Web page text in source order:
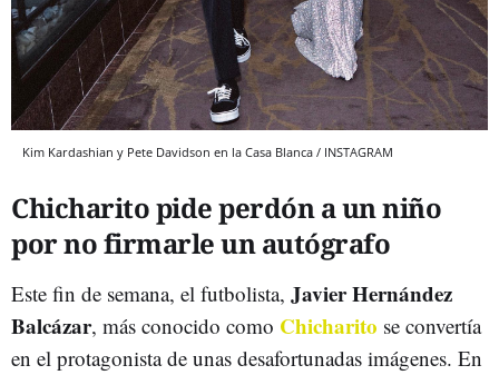
Kim Kardashian y Pete Davidson en la Casa Blanca / INSTAGRAM
Chicharito pide perdón a un niño
por no firmarle un autógrafo
Este fin de semana, el futbolista, Javier Hernández
Balcázar, más conocido como Chicharito se convertía
en el protagonista de unas desafortunadas imágenes. En